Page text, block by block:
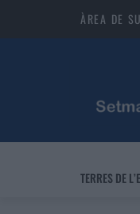
ÀREA DE
TERRES DE